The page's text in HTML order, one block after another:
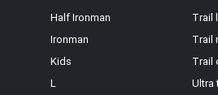
Half Ironman
Ironman
Kids
L
Trail
Trail
Trail
Ultra